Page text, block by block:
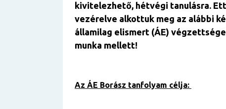
kivitelezhető, hétvégi tanulásra.
vezérelve alkottuk meg az alábbi
államilag elismert (ÁE)
munka mellett!
Az ÁE Borász tanfolyam célja: